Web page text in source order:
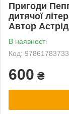
Пригоди
дитячої
Автор
В наявності
Код:
600 ₴